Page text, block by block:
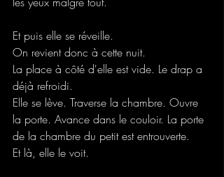
Et puis elle se réveille.
On revient donc à cette nuit.
La place à côté d'elle est vide. Le drap a
déjà refroidi.
Elle se lève. Traverse la chambre. Ouvre
la porte. Avance dans le couloir. La porte
de la chambre du petit est entrouverte.
Et là, elle le voit.